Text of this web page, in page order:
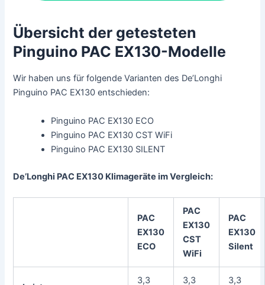
Übersicht der getesteten
Pinguino PAC EX130-Modelle
Wir haben uns für folgende Varianten des De’Longhi
Pinguino PAC EX130 entschieden:
Pinguino PAC EX130 ECO
Pinguino PAC EX130 CST WiFi
Pinguino PAC EX130 SILENT
De’Longhi PAC EX130 Klimageräte im Vergleich:
PAC
EX130
ECO
PAC
EX130
CST
WiFi
PAC
EX130
Silent
3,3
3,3
3,3